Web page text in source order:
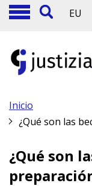
EU
Inicio
¿Qué son las
¿Qué son